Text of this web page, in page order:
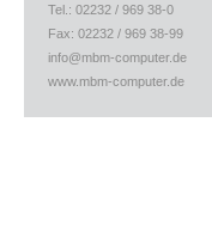
Tel.: 02232 / 969 38-0
Fax: 02232 / 969 38-99
info@mbm-computer.de
www.mbm-computer.de